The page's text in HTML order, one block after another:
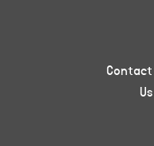
Contact
Us